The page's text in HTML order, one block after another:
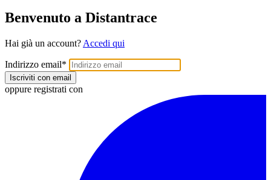
Benvenuto a Distantrace
Hai già un account? Accedi qui
Indirizzo email*
Iscriviti con email
oppure registrati con